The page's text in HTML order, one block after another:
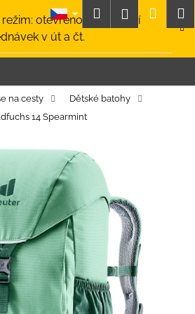
otevřeno a odesílání
v út a čt.
HledatPřihlášení
na cesty
Dětské batohy
14 Spearmint